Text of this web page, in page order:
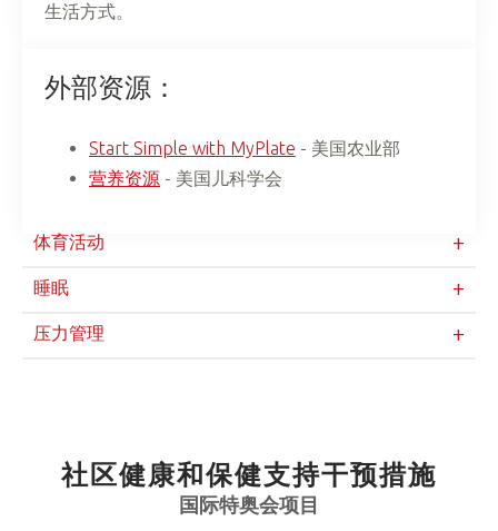
生活方式。
外部资源：
Start Simple with MyPlate - 美国农业部
营养资源 - 美国儿科学会
体育活动
睡眠
压力管理
社区健康和保健支持干预措施
国际特奥会项目